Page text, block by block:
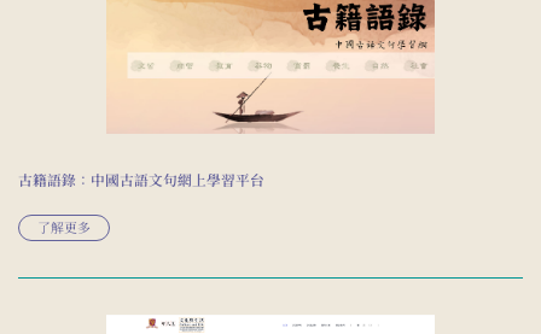
古籍語錄：中國古語文句網上學習平台
了解更多